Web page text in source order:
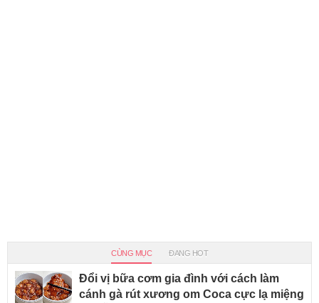
CÙNG MỤC ĐANG HOT
Đổi vị bữa cơm gia đình với cách làm
cánh gà rút xương om Coca cực lạ miệng